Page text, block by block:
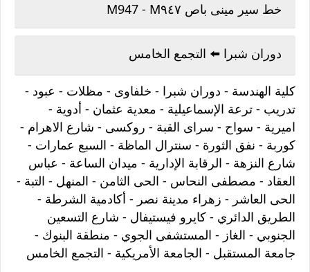
خط سير مينى باص M947 - M٩٤٧
دوران شبرا ⁦⬅️⁩ التجمع الخامس
كلية الهندسة - دوران شبرا - خلفاوى - مظلات - عبود -
تدريب - ترعة الإسماعيلية - معدية عثمان - أدوية -
اميرية - سواح - سراى القبة - روكسى - شارع الاهرام -
كوربة - نفق الثورة - سنترال الماظة - السبع عمارات -
شارع النزهة - الرقابة الإدارية - ميدان الساعة - عباس
العقاد - مصطفى النحاس - الحى الثامن - المنهل - التبة -
الحى العاشر - زهراء مدينة نصر - أكادمية الشرطة -
الطريق الدائري - كايرو فيستيفال - شارع التسعين
الجنوبي - الغاز - المستشفى الجوي - منطقة البنوك -
جامعة المستقبل - الجامعة الأمريكية - التجمع الخامس